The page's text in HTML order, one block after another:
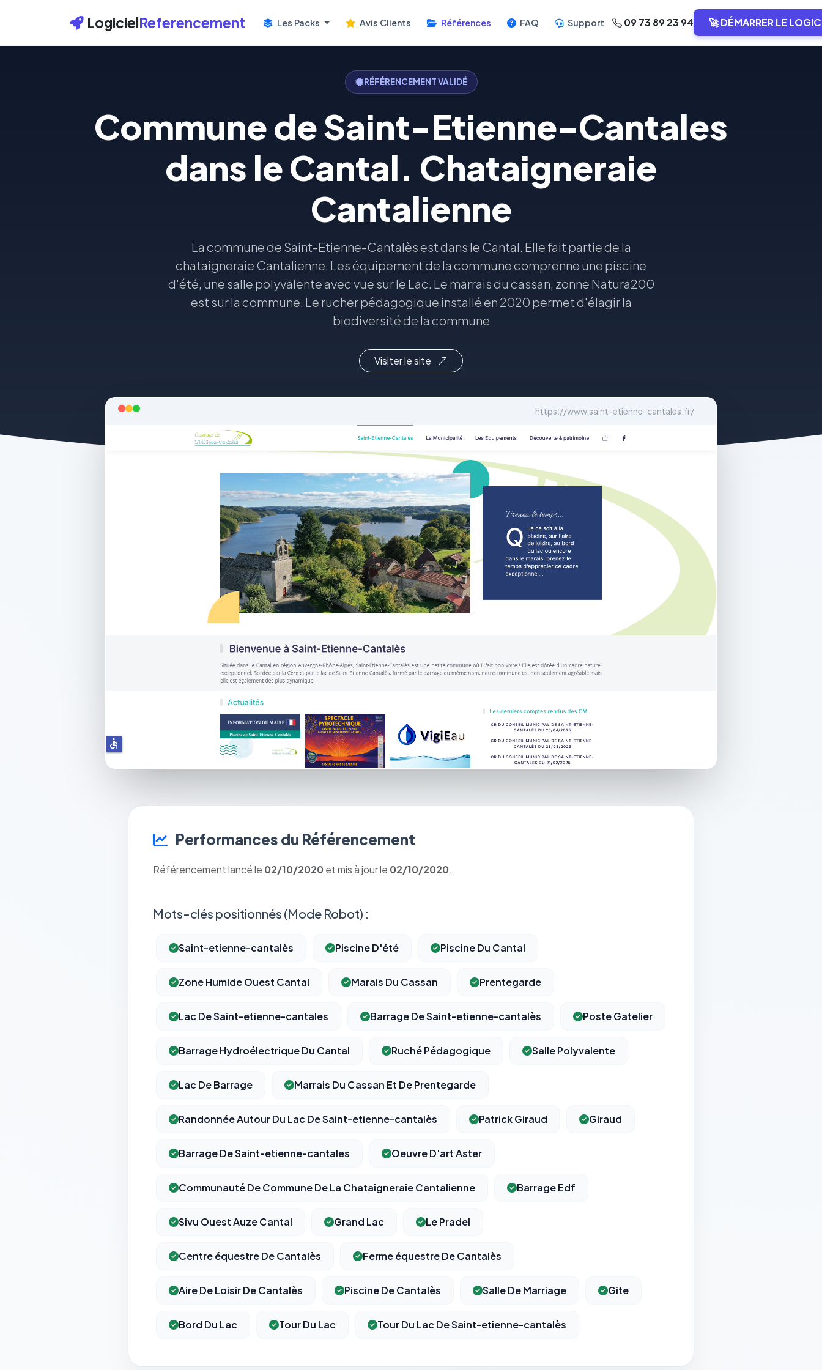
LogicielReferencement Les Packs Avis Clients Références FAQ Support 09 73 89 23 94 🚀 DÉMARRER LE
RÉFÉRENCEMENT VALIDÉ
Commune de Saint-Etienne-Cantales
dans le Cantal. Chataigneraie
Cantalienne
La commune de Saint-Etienne-Cantalès est dans le Cantal. Elle fait partie de la
chataigneraie Cantalienne. Les équipement de la commune comprenne une piscine
d'été, une salle polyvalente avec vue sur le Lac. Le marrais du cassan, zonne Natura200
est sur la commune. Le rucher pédagogique installé en 2020 permet d'élagir la
biodiversité de la commune
Visiter le site
https://www.saint-etienne-cantales.fr/
Performances du Référencement
Référencement lancé le 02/10/2020 et mis à jour le 02/10/2020.
Mots-clés positionnés (Mode Robot) :
Saint-etienne-cantalès Piscine D'été Piscine Du Cantal
Zone Humide Ouest Cantal Marais Du Cassan Prentegarde
Lac De Saint-etienne-cantales Barrage De Saint-etienne-cantalès Poste Gatelier
Barrage Hydroélectrique Du Cantal Ruché Pédagogique Salle Polyvalente
Lac De Barrage Marrais Du Cassan Et De Prentegarde
Randonnée Autour Du Lac De Saint-etienne-cantalès Patrick Giraud Giraud
Barrage De Saint-etienne-cantales Oeuvre D'art Aster
Communauté De Commune De La Chataigneraie Cantalienne Barrage Edf
Sivu Ouest Auze Cantal Grand Lac Le Pradel
Centre équestre De Cantalès Ferme équestre De Cantalès
Aire De Loisir De Cantalès Piscine De Cantalès Salle De Marriage Gite
Bord Du Lac Tour Du Lac Tour Du Lac De Saint-etienne-cantalès
Nécessaires au fonctionnement du site : session, sécurité,
mémorisation de vos choix de consentement. Ils ne peuvent
Cookies analytiques
Nous aident à comprendre comment vous utilisez le site
anonymisées via Google Analytics.